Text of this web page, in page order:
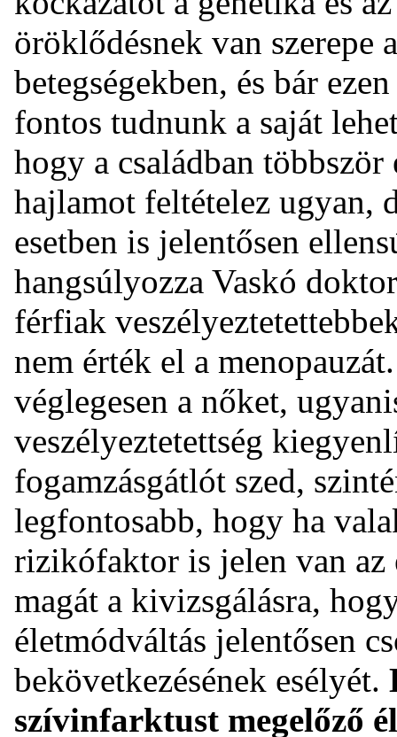
öröklődésnek van szerepe
betegségekben, és bár
fontos tudnunk a saját
hogy a családban
hajlamot feltételez ugyan,
esetben is jelentősen
hangsúlyozza Vaskó
férfiak
nem érték el a
véglegesen a nőket,
veszélyeztetettség
fogamzásgátlót szed,
legfontosabb, hogy ha
rizikófaktor is jelen van az
magát a kivizsgálásra,
életmódváltás jelentősen
bekövetkezésének esélyét.
szívinfarktust megelőző